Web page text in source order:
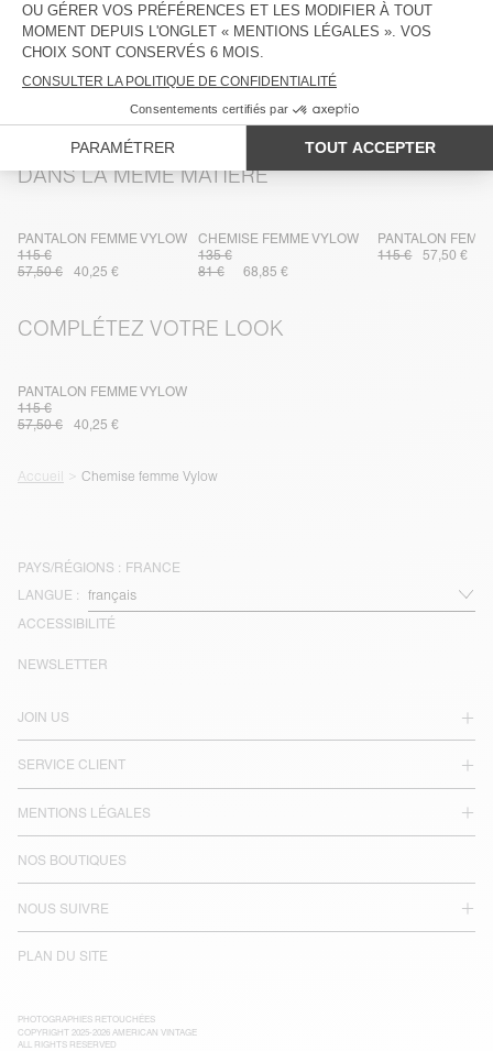
ENTRETIEN
TRAÇABILITÉ
LIVRAISON ET RETOURS
DANS LA MÊME MATIÈRE
PANTALON FEMME VYLOW
115 €
57,50 €
40,25 €
CHEMISE FEMME VYLOW
135 €
81 €
68,85 €
PANTALON
115 €
57,50 €
COMPLÉTEZ VOTRE LOOK
PANTALON FEMME VYLOW
115 €
57,50 €
40,25 €
Accueil Chemise femme Vylow
PAYS/RÉGIONS : FRANCE
LANGUE :
ACCESSIBILITÉ
JOIN US
SERVICE CLIENT
MENTIONS LÉGALES
NOS BOUTIQUES
NOUS SUIVRE
PLAN DU SITE
NEWSLETTER
PHOTOGRAPHIES RETOUCHÉES
COPYRIGHT 2025-2026 AMERICAN VINTAGE
ALL RIGHTS RESERVED